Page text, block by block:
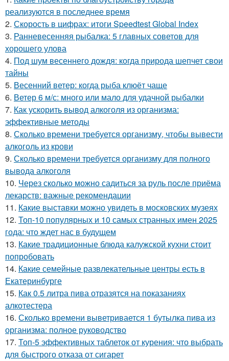
реализуются в последнее время
2. Скорость в цифрах: итоги Speedtest Global Index
3. Ранневесенняя рыбалка: 5 главных советов для
хорошего улова
4. Под шум весеннего дождя: когда природа шепчет свои
тайны
5. Весенний ветер: когда рыба клюёт чаще
6. Ветер 6 м/с: много или мало для удачной рыбалки
7. Как ускорить вывод алкоголя из организма:
эффективные методы
8. Сколько времени требуется организму, чтобы вывести
алкоголь из крови
9. Сколько времени требуется организму для полного
вывода алкоголя
10. Через сколько можно садиться за руль после приёма
лекарств: важные рекомендации
11. Какие выставки можно увидеть в московских музеях
12. Топ-10 популярных и 10 самых странных имен 2025
года: что ждет нас в будущем
13. Какие традиционные блюда калужской кухни стоит
попробовать
14. Какие семейные развлекательные центры есть в
Екатеринбурге
15. Как 0.5 литра пива отразятся на показаниях
алкотестера
16. Сколько времени выветривается 1 бутылка пива из
организма: полное руководство
17. Топ-5 эффективных таблеток от курения: что выбрать
для быстрого отказа от сигарет